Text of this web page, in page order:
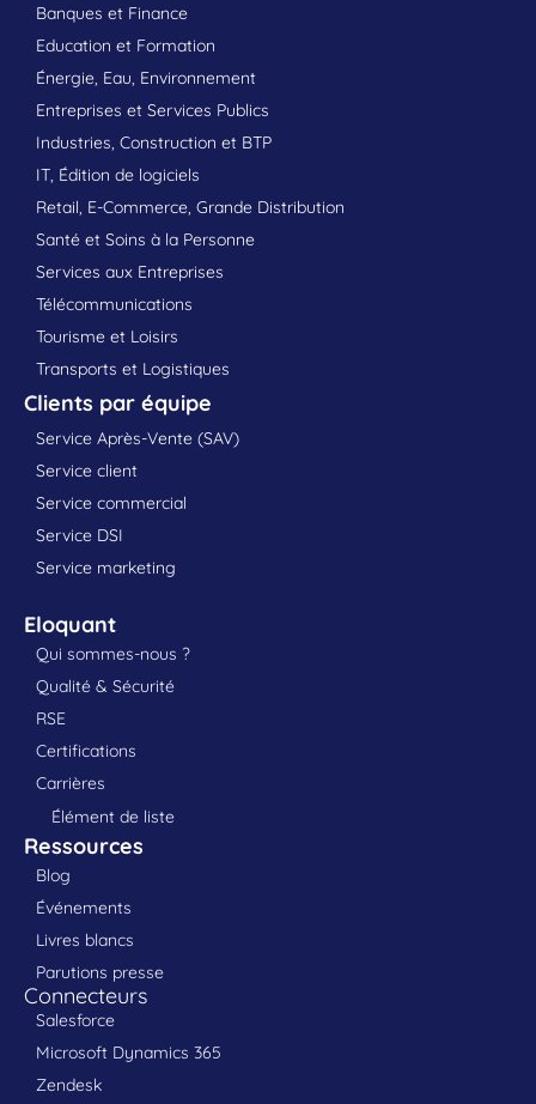
Banques et Finance
Education et Formation
Énergie, Eau, Environnement
Entreprises et Services Publics
Industries, Construction et BTP
IT, Édition de logiciels
Retail, E-Commerce, Grande Distribution
Santé et Soins à la Personne
Services aux Entreprises
Télécommunications
Tourisme et Loisirs
Transports et Logistiques
Clients par équipe
Service Après-Vente (SAV)
Service client
Service commercial
Service DSI
Service marketing
Eloquant
Qui sommes-nous ?
Qualité & Sécurité
RSE
Certifications
Carrières
Élément de liste
Ressources
Blog
Événements
Livres blancs
Parutions presse
Connecteurs
Salesforce
Microsoft Dynamics 365
Zendesk